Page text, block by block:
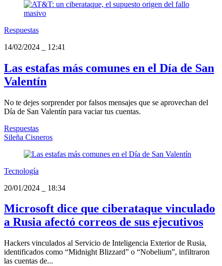
Respuestas
14/02/2024
12:41
Las estafas más comunes en el Día de San
Valentín
No te dejes sorprender por falsos mensajes que se aprovechan del
Día de San Valentín para vaciar tus cuentas.
Respuestas
Sileña Cisneros
Tecnología
20/01/2024
18:34
Microsoft dice que ciberataque vinculado
a Rusia afectó correos de sus ejecutivos
Hackers vinculados al Servicio de Inteligencia Exterior de Rusia,
identificados como “Midnight Blizzard” o “Nobelium”, infiltraron
las cuentas de...